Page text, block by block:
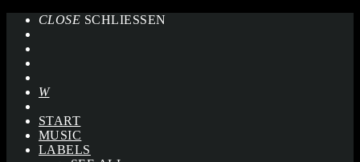
CLOSE SCHLIESSEN
START
MUSIC
LABELS